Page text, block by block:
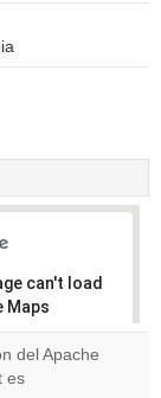
can't load
Maps
del Apache
es